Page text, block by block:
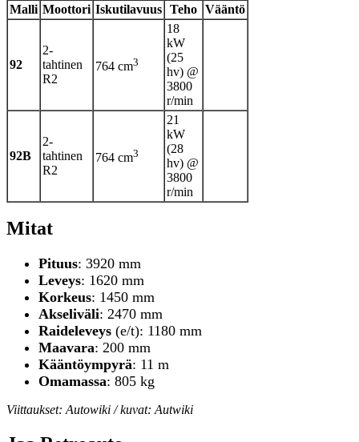
Malli Moottori Iskutilavuus Teho Vääntö
92
2-
tahtinen
R2
764 cm3
18
kW
(25
hv) @
3800
r/min
92B
2-
tahtinen
R2
764 cm3
21
kW
(28
hv) @
3800
r/min
Mitat
Pituus: 3920 mm
Leveys: 1620 mm
Korkeus: 1450 mm
Akseliväli: 2470 mm
Raideleveys (e/t): 1180 mm
Maavara: 200 mm
Kääntöympyrä: 11 m
Omamassa: 805 kg
Viittaukset: Autowiki / kuvat: Autwiki